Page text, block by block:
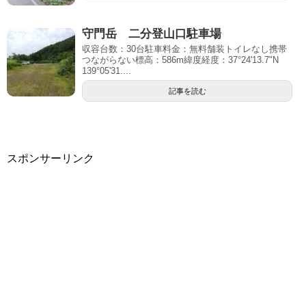
守門岳 二分登山口駐車場
収容台数：30台駐車料金：無料舗装トイレなし携帯
つながらない標高：586m緯度経度：37°24'13.7"N
139°05'31....
記事を読む
スポンサーリンク